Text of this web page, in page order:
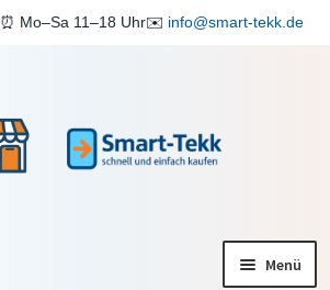
⏰ Mo–Sa 11–18 Uhr✉️ info@smart-tekk.de
Menü